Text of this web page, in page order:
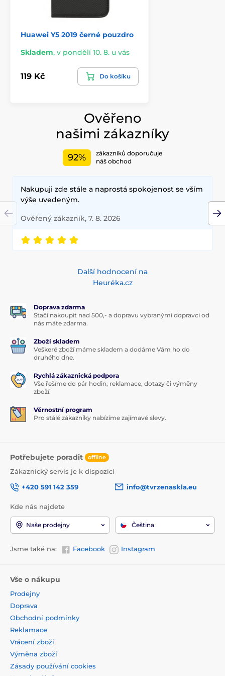
Oproti některým jiným tvrzeným sklům je celý povrch
lepidlem, což zaručujenaprosto perfektní přilnavost
okrajů ochranného skla nebo jejich odchlípnutí.
Obsah balení:
Huawei Y5 2019 černé pouzdro
Skladem, v pondělí 10. 8. u vás
119 Kč Do košíku
Ověřeno
našimi zákazníky
92%
zákazníků doporučuje
náš obchod
Nakupuji zde stále a naprostá spokojenost se vším
výše uvedeným.
Ověřený zákazník, 7. 8. 2026
Další hodnocení na
Heuréka.cz
Doprava zdarma
Stačí nakoupit nad 500,- a dopravu vybranými dopravci od
nás máte zdarma.
Zboží skladem
Veškeré zboží máme skladem a dodáme Vám ho do
druhého dne.
Rychlá zákaznická podpora
Vše řešíme do pár hodin, reklamace, dotazy či výměny
zboží.
Věrnostní program
Pro stálé zákazníky nabízíme zajímavé slevy.
Potřebujete poradit offline
Zákaznický servis je k dispozici
+420 591 142 359
info@tvrzenaskla.eu
Kde nás najdete
Naše prodejny Čeština
Jsme také na: Facebook Instagram
Vše o nákupu
Prodejny
Doprava
Obchodní podmínky
Reklamace
Vrácení zboží
Výměna zboží
Zásady používání cookies